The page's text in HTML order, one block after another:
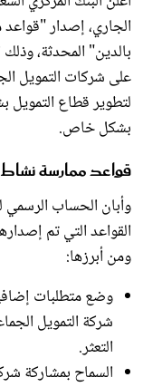
الجاري، إصدار
بالدين" المحدثة،
على شركات التمويل
لتطوير قطاع التمويل
بشكل خاص.
قواعد ممارسة نشاط
وأبان الحساب
القواعد التي تم
ومن أبرزها:
وضع متطلبات
شركة التمويل
التعثر.
السماح بمشاركة